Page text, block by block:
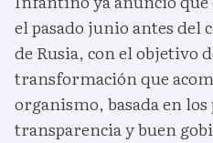
el pasado junio antes
de Rusia, con el objetivo
transformación que
organismo, basada en
transparencia y buen